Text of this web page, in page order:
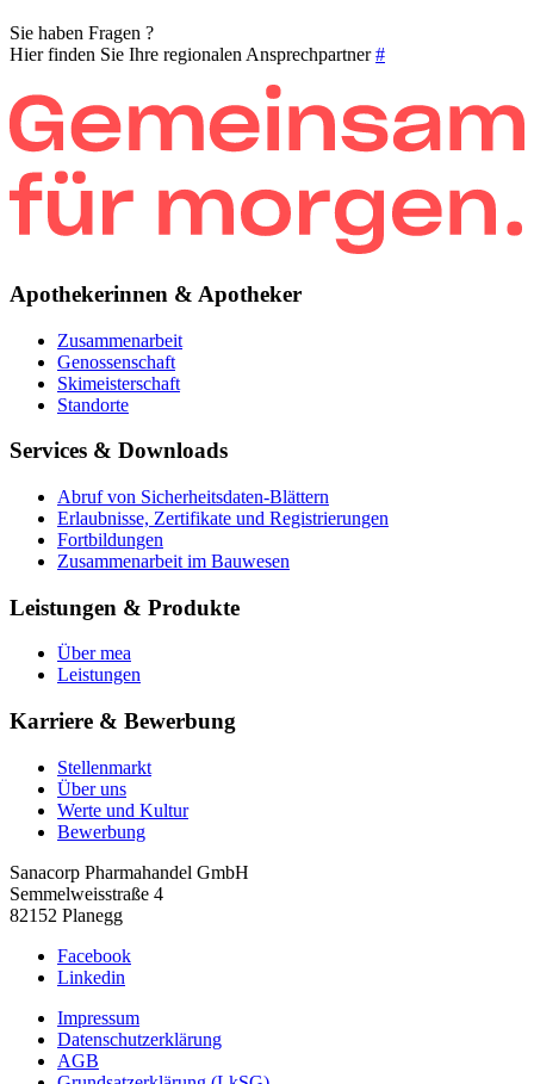
Sie haben Fragen ?
Hier finden Sie Ihre regionalen Ansprechpartner#
Apothekerinnen & Apotheker
Zusammenarbeit
Genossenschaft
Skimeisterschaft
Standorte
Services & Downloads
Abruf von Sicherheitsdaten-Blättern
Erlaubnisse, Zertifikate und Registrierungen
Fortbildungen
Zusammenarbeit im Bauwesen
Leistungen & Produkte
Über mea
Leistungen
Karriere & Bewerbung
Stellenmarkt
Über uns
Werte und Kultur
Bewerbung
Sanacorp Pharmahandel GmbH
Semmelweisstraße 4
82152 Planegg
Facebook
Linkedin
Impressum
Datenschutzerklärung
AGB